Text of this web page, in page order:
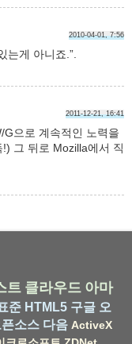
2010-04-01, 7:56
는게 아니죠.”.
2011-12-21, 16:41
으로 계속적인 노력을
그 뒤로 Mozilla에서 직
트 클라우드 아마
준 HTML5 구글 오
픈소스 다음 ActiveX